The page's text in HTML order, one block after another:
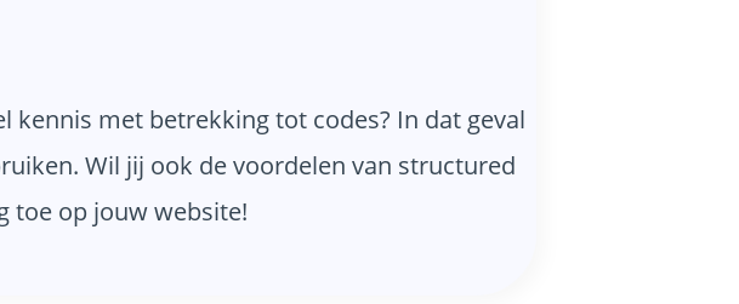
kennis met betrekking tot codes? In dat geval
Wil jij ook de voordelen van structured
toe op jouw website!